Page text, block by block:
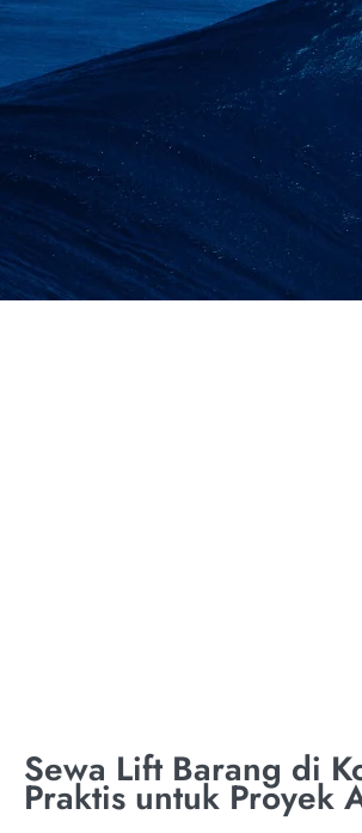
Sewa Lift Barang di
Praktis untuk Proyek